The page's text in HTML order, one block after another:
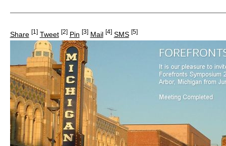
Share [1] Tweet [2] Pin [3] Mail [4] SMS [5]